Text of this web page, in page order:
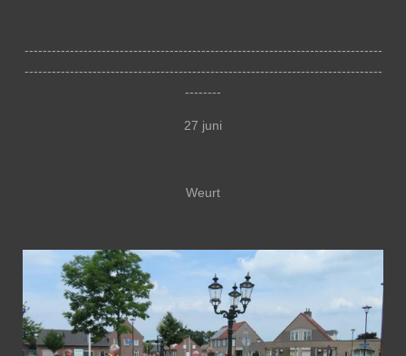
-------------------------------------------------------------------------------
-------------------------------------------------------------------------------
--------
27 juni
Weurt